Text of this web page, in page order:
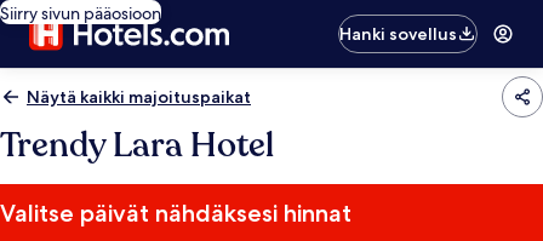
Siirry sivun pääosioon
Hanki sovellus
Näytä kaikki majoituspaikat
Trendy Lara Hotel
Valitse päivät nähdäksesi hinnat